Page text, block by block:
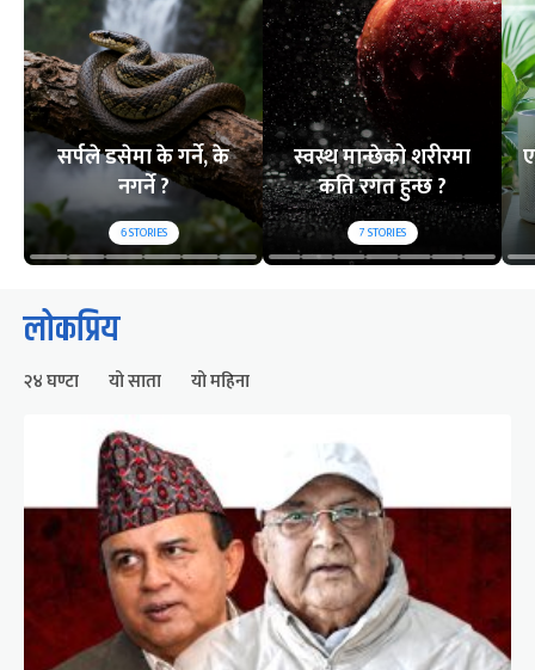
सर्पले डसेमा के गर्ने, के
नगर्ने ?
6STORIES
स्वस्थ मान्छेको शरीरमा
कति रगत हुन्छ ?
7STORIES
लोकप्रिय
२४ घण्टा यो साता यो महिना